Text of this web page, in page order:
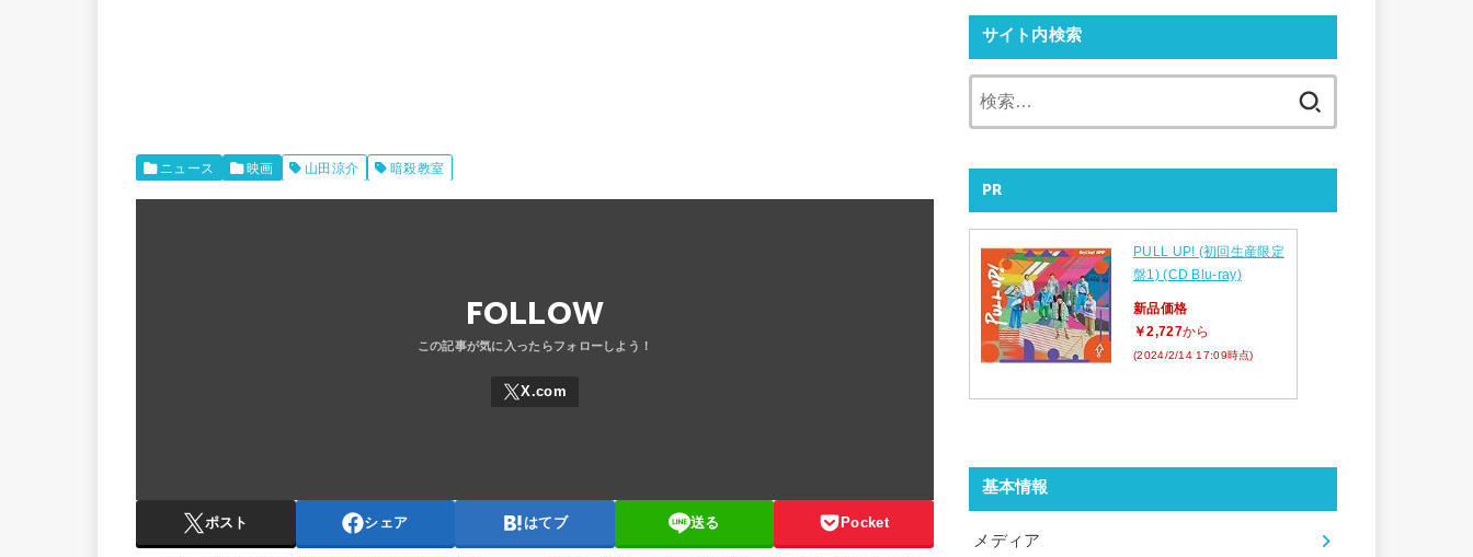
ニュース 映画 山田涼介 暗殺教室
FOLLOW
ポスト シェア はてブ 送る Pocket
サイト内検索
PR
PULL UP! (初回生産限定
盤1) (CD Blu-ray)
新品価格
￥2,727から
(2024/2/14 17:09時点)
基本情報
メディア